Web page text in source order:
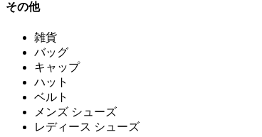
その他
雑貨
バッグ
キャップ
ハット
ベルト
メンズ シューズ
レディース シューズ